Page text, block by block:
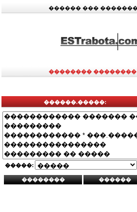
������ ���
�������� ��������
������.�����:
�����: